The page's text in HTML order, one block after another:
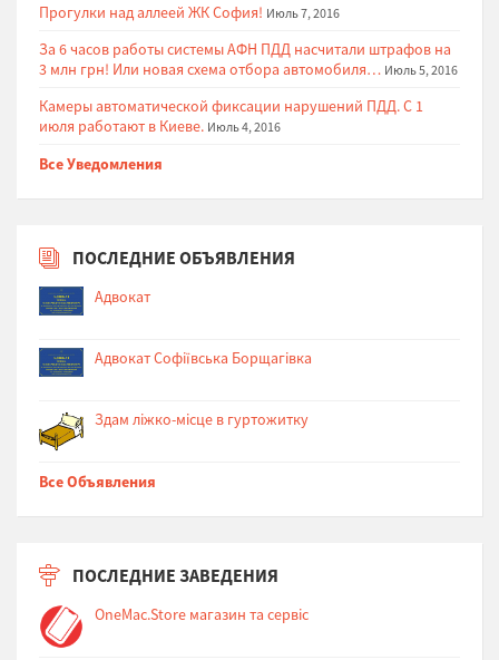
Прогулки над аллеей ЖК София! Июль 7, 2016
За 6 часов работы системы АФН ПДД насчитали штрафов на
3 млн грн! Или новая схема отбора автомобиля… Июль 5, 2016
Камеры автоматической фиксации нарушений ПДД. С 1
июля работают в Киеве. Июль 4, 2016
Все Уведомления
ПОСЛЕДНИЕ ОБЪЯВЛЕНИЯ
Адвокат
Адвокат Софіївська Борщагівка
Здам ліжко-місце в гуртожитку
Все Объявления
ПОСЛЕДНИЕ ЗАВЕДЕНИЯ
OneMac.Store магазин та сервіс